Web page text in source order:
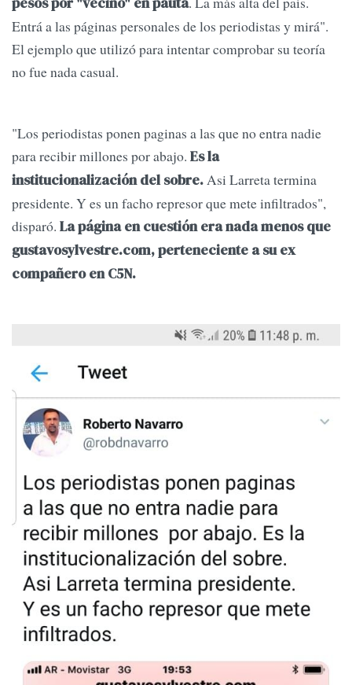
Entrá a las páginas personales de los periodistas y mirá".
El ejemplo que utilizó para intentar comprobar su teoría
no fue nada casual.
"Los periodistas ponen paginas a las que no entra nadie
para recibir millones por abajo. Es la
institucionalización del sobre.Asi Larreta termina
presidente. Y es un facho represor que mete infiltrados",
disparó. La página en cuestión era nada menos que
gustavosylvestre.com, perteneciente a su ex
compañero en C5N.